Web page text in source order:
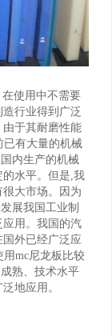
在使用中不需要
行业得到广泛
由于其耐磨性能
已有大量的机械
内生产的机械
的水平。但是,我
大市场。因为
展我国工业制
应用。我国的汽
外已经广泛应
mc尼龙板比较
熟、技术水平
地应用。